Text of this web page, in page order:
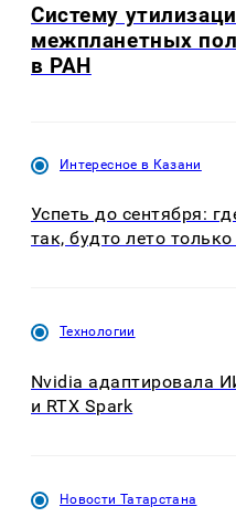
Систему
межпланетных
в РАН
Интересное в Казани
Успеть до сентября:
так, будто лето
Технологии
Nvidia адаптировала
и RTX Spark
Новости Татарстана